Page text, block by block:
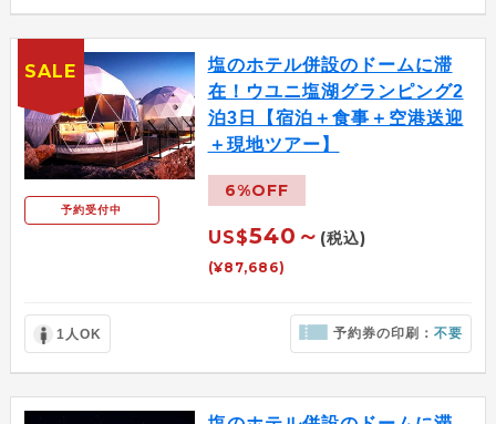
予約受付中
塩のホテル併設のドームに滞
在！ウユニ塩湖グランピング2
泊3日【宿泊＋食事＋空港送迎
＋現地ツアー】
6%OFF
US$540～ (税込)
(¥87,686)
1人OK 予約券の印刷：不要
SALE